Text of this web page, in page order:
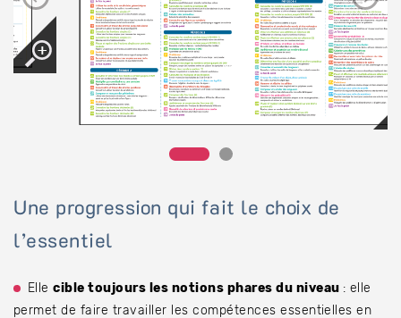
Une progression qui fait le choix de
l’essentiel
Ellecible toujours les notions phares du niveau : elle
permet de faire travailler les compétences essentielles en